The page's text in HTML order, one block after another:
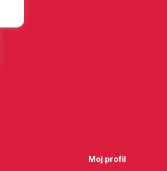
Moj profil